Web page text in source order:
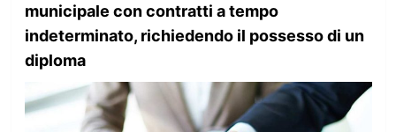
municipale con contratti a tempo
indeterminato, richiedendo il possesso di un
diploma